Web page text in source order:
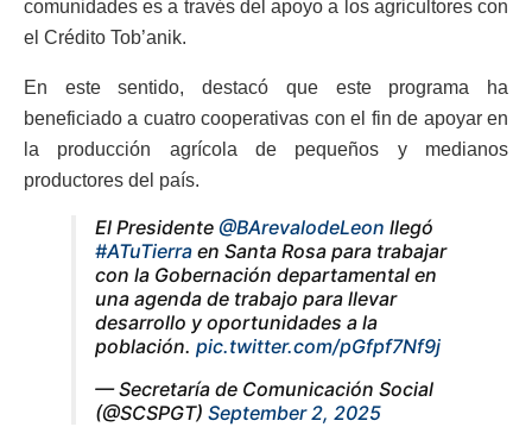
comunidades es a través del apoyo a los agricultores con
el Crédito Tob’anik.
En este sentido, destacó que este programa ha
beneficiado a cuatro cooperativas con el fin de apoyar en
la producción agrícola de pequeños y medianos
productores del país.
El Presidente @BArevalodeLeon llegó
#ATuTierra en Santa Rosa para trabajar
con la Gobernación departamental en
una agenda de trabajo para llevar
desarrollo y oportunidades a la
población. pic.twitter.com/pGfpf7Nf9j
— Secretaría de Comunicación Social
(@SCSPGT) September 2, 2025